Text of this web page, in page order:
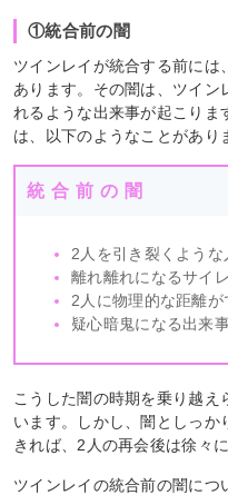
①統合前の闇
ツインレイが統合する前には、
あります。その闇は、ツイン
れるような出来事が起こりま
は、以下のようなことがあり
統合前の闇
2人を引き裂くような
離れ離れになるサイ
2人に物理的な距離が
疑心暗鬼になる出来
こうした闇の時期を乗り越え
います。しかし、闇としっか
きれば、2人の再会後は徐々
ツインレイの統合前の闇につ